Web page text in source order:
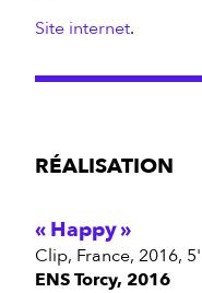
Site internet
RÉALISATION
Happy
clip, France, 2016, 5'
ENS Torcy, 2016